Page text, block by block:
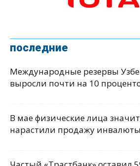
последние
Международные резервы
выросли почти на 10
В мае физические лица
нарастили продажу инвалюты